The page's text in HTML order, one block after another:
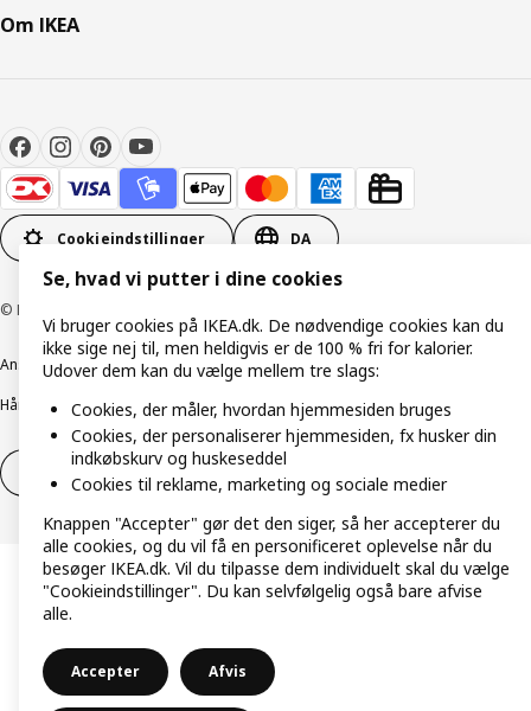
Om IKEA
Cookieindstillinger DA
© Inter IKEA Systems B.V. 1999-2026
Ansvarlig rapporteringCookiepolitikDigital tilgængelighed
Håndtering af persondataSalgs- og leveringsbetingelser
Fortryd dit køb Fortryd dit køb af service
Se, hvad vi putter i dine cookies
Vi bruger cookies på IKEA.dk. De nødvendige cookies kan du
ikke sige nej til, men heldigvis er de 100 % fri for kalorier.
Udover dem kan du vælge mellem tre slags:
Cookies, der måler, hvordan hjemmesiden bruges
Cookies, der personaliserer hjemmesiden, fx husker din
indkøbskurv og huskeseddel
Cookies til reklame, marketing og sociale medier
Knappen "Accepter" gør det den siger, så her accepterer du
alle cookies, og du vil få en personificeret oplevelse når du
besøger IKEA.dk. Vil du tilpasse dem individuelt skal du vælge
"Cookieindstillinger". Du kan selvfølgelig også bare afvise
alle.
Accepter Afvis